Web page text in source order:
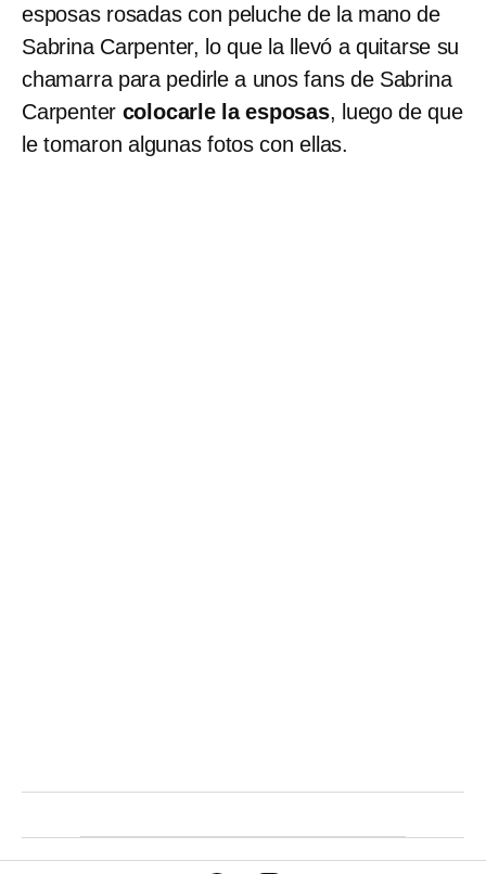
esposas rosadas con peluche de la mano de
Sabrina Carpenter, lo que la llevó a quitarse su
chamarra para pedirle a unos fans de Sabrina
Carpenter colocarle la esposas, luego de que
le tomaron algunas fotos con ellas.